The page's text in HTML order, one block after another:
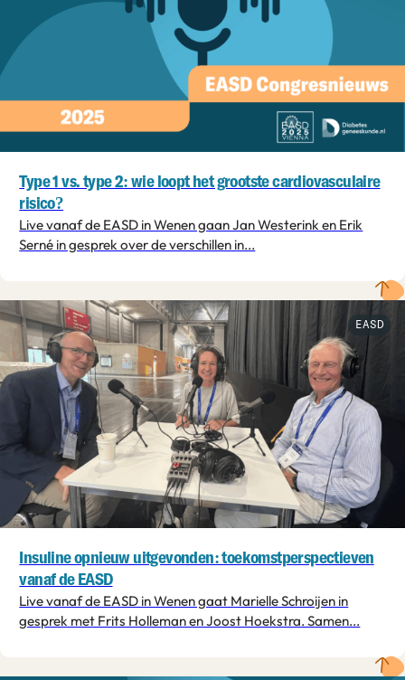
Type 1 vs. type 2: wie loopt het grootste cardiovasculaire
risico?
Live vanaf de EASD in Wenen gaan Jan Westerink en Erik
Serné in gesprek over de verschillen in...
EASD
Insuline opnieuw uitgevonden: toekomstperspectieven
vanaf de EASD
Live vanaf de EASD in Wenen gaat Marielle Schroijen in
gesprek met Frits Holleman en Joost Hoekstra. Samen...